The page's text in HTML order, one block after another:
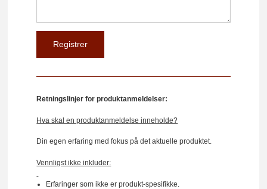
Retningslinjer for produktanmeldelser:
Hva skal en produktanmeldelse inneholde?
Din egen erfaring med fokus på det aktuelle produktet.
Vennligst ikke inkluder:
Erfaringer som ikke er produkt-spesifikke.